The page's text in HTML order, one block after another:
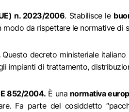
n. 2023/2006. Stabilisce le
da rispettare le normative di
Questo decreto ministeriale
impianti di trattamento,
852/2004. È una normativa
Fa parte del cosiddetto